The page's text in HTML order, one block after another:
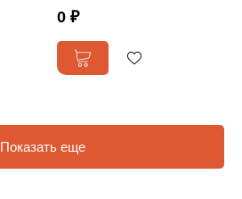
0 ₽
Показать еще